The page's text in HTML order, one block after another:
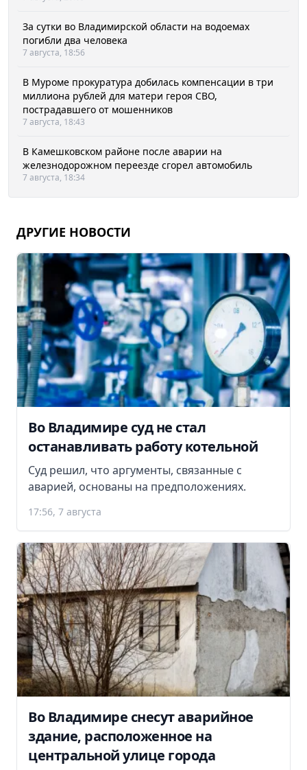
За сутки во Владимирской области на водоемах
погибли два человека
7 августа, 18:56
В Муроме прокуратура добилась компенсации в три
миллиона рублей для матери героя СВО,
пострадавшего от мошенников
7 августа, 18:43
В Камешковском районе после аварии на
железнодорожном переезде сгорел автомобиль
7 августа, 18:34
ДРУГИЕ НОВОСТИ
Во Владимире суд не стал
останавливать работу котельной
Суд решил, что аргументы, связанные с
аварией, основаны на предположениях.
17:56, 7 августа
Во Владимире снесут аварийное
здание, расположенное на
центральной улице города